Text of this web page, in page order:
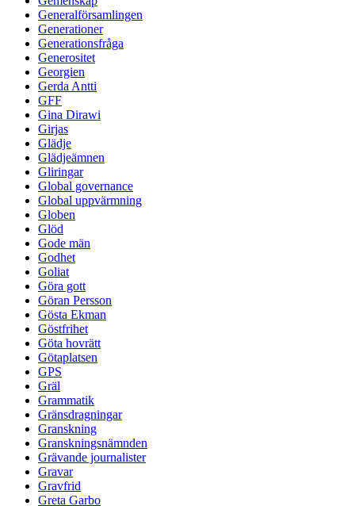
Generalförsamlingen
Generationer
Generationsfråga
Generositet
Georgien
Gerda Antti
GFF
Gina Dirawi
Girjas
Glädje
Glädjeämnen
Gliringar
Global governance
Global uppvärmning
Globen
Glöd
Gode män
Godhet
Goliat
Göra gott
Göran Persson
Gösta Ekman
Göstfrihet
Göta hovrätt
Götaplatsen
GPS
Gräl
Grammatik
Gränsdragningar
Granskning
Granskningsnämnden
Grävande journalister
Gravar
Gravfrid
Greta Garbo